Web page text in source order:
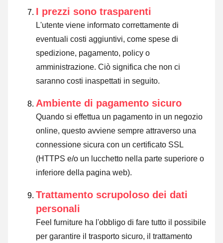
I prezzi sono trasparenti
L'utente viene informato correttamente di
eventuali costi aggiuntivi, come spese di
spedizione, pagamento, policy o
amministrazione. Ciò significa che non ci
saranno costi inaspettati in seguito.
Ambiente di pagamento sicuro
Quando si effettua un pagamento in un negozio
online, questo avviene sempre attraverso una
connessione sicura con un certificato SSL
(HTTPS e/o un lucchetto nella parte superiore o
inferiore della pagina web).
Trattamento scrupoloso dei dati
personali
Feel furniture ha l'obbligo di fare tutto il possibile
per garantire il trasporto sicuro, il trattamento